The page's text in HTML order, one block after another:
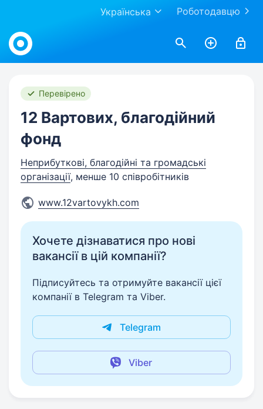
Роботодавцю
Українська
Work.ua
Перевірено
12 Вартових, благодійний
фонд
Неприбуткові, благодійні та громадські
організації, менше 10 співробітників
www.12vartovykh.com
Хочете дізнаватися про нові
вакансії в цій компанії?
Підписуйтесь та отримуйте вакансії цієї
компанії в Telegram та Viber.
Telegram
Viber